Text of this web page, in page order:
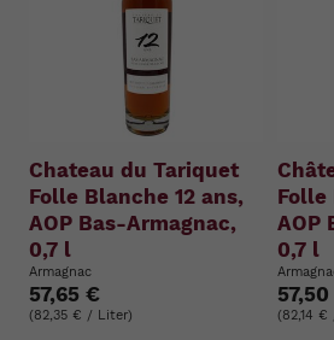
Chateau du Tariquet
Folle Blanche 12 ans,
AOP Bas-Armagnac,
0,7 l
Armagnac
57,65 €
(82,35 € / Liter)
Folle
AOP
0,7 l
(82,14